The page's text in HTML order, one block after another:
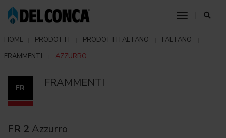
toggle
HOME PRODOTTI PRODOTTI FAETANO
FAETANO
FRAMMENTI
AZZURRO
FR FRAMMENTI
FR 2 Azzurro